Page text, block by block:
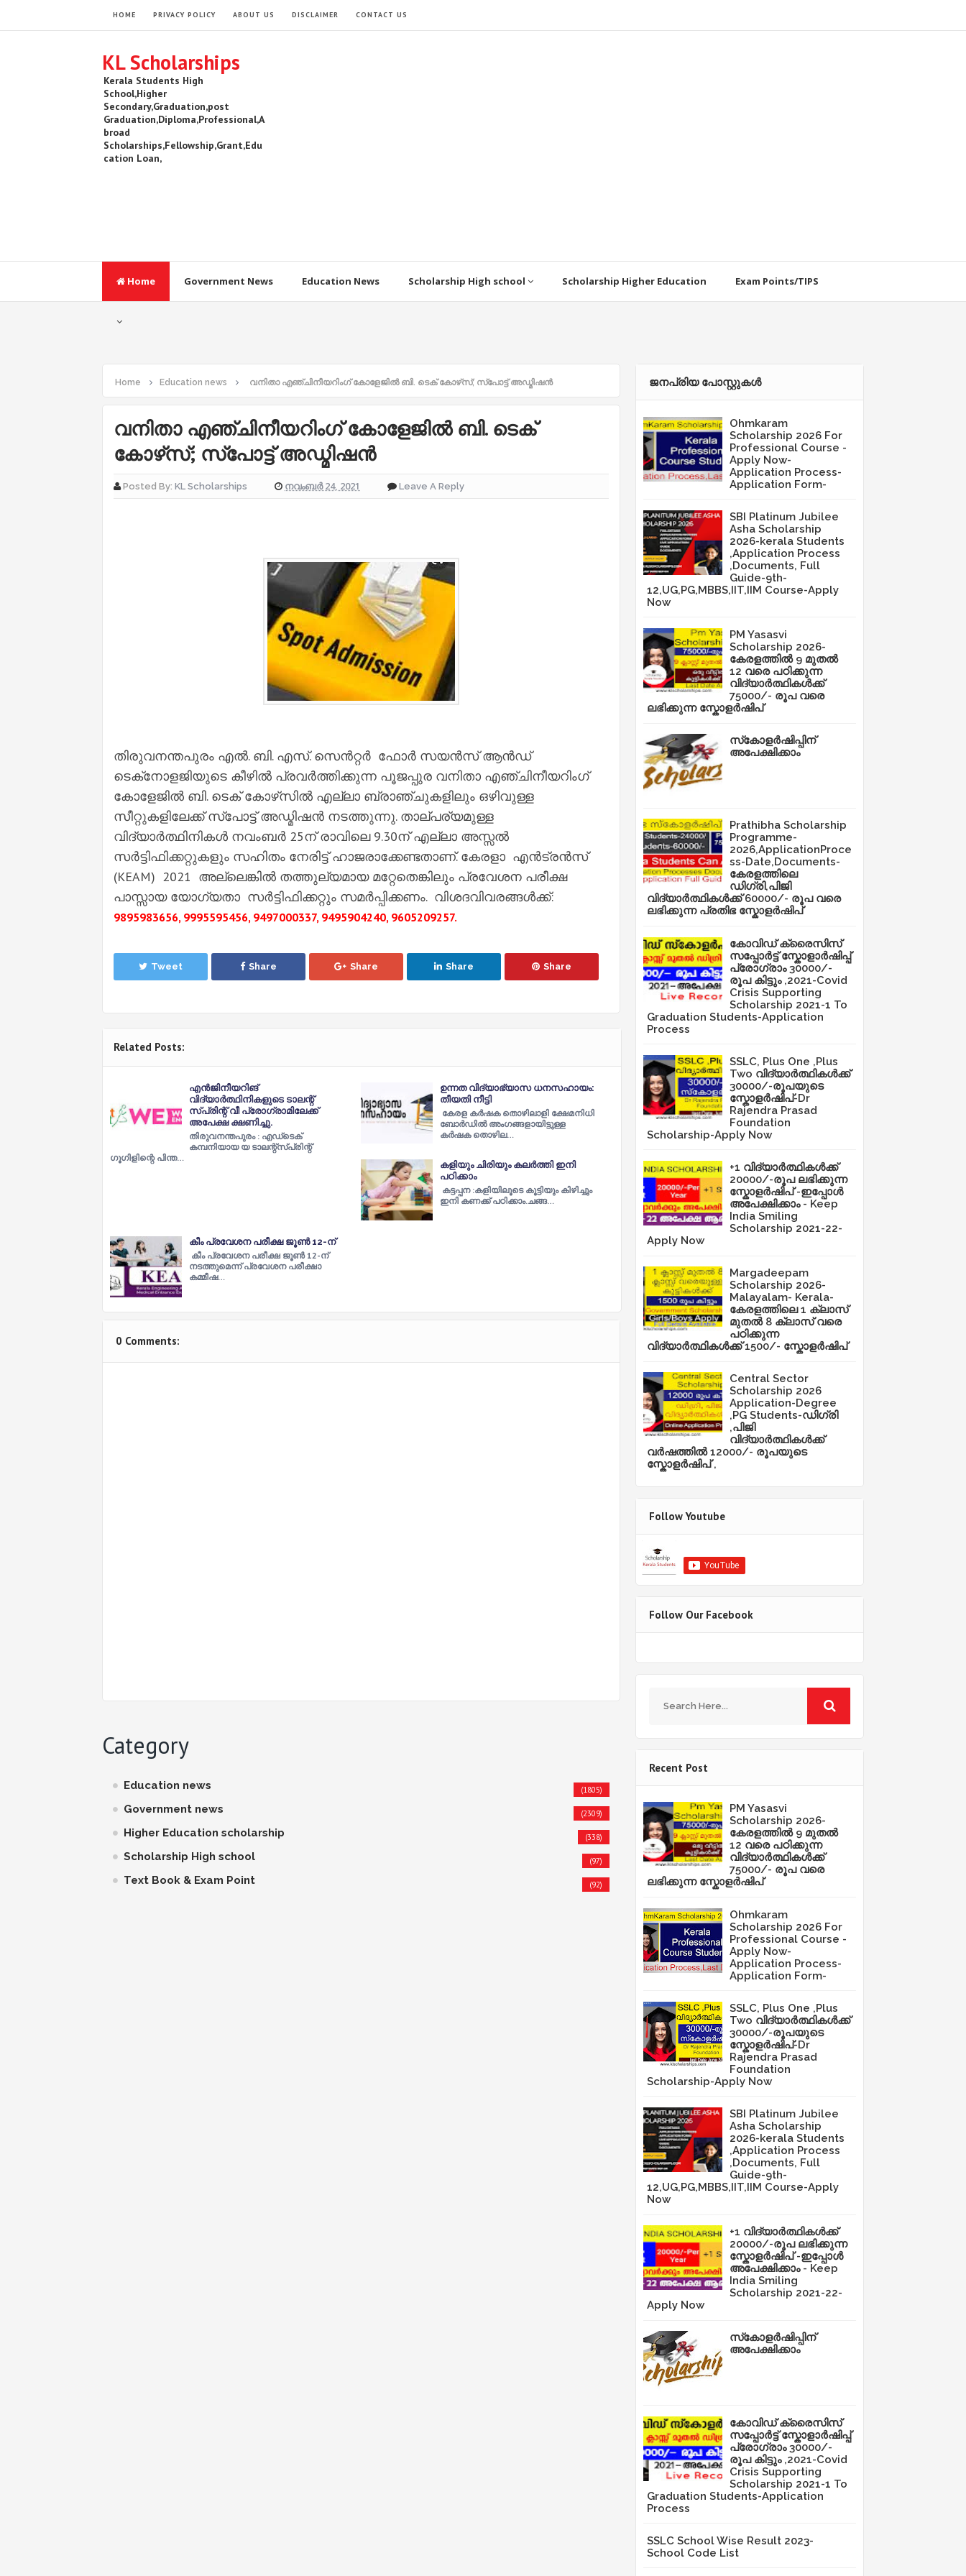
HOME PRIVACY POLICY ABOUT US DISCLAIMER CONTACT US
KL Scholarships
Kerala Students High
School,Higher
Secondary,Graduation,post
Graduation,Diploma,Professional,A
broad
Scholarships,Fellowship,Grant,Edu
cation Loan,
Home Government News Education News Scholarship High school Scholarship Higher Education Exam Points/TIPS
Home Education news വനിതാ എഞ്ചിനീയറിംഗ് കോളേജിൽ ബി. ടെക് കോഴ്‌സ്; സ്‌പോട്ട് അഡ്മിഷൻ
വനിതാ എഞ്ചിനീയറിംഗ് കോളേജിൽ ബി. ടെക്
കോഴ്‌സ്; സ്‌പോട്ട് അഡ്മിഷൻ
Posted By: KL Scholarships നവംബർ 24, 2021 Leave A Reply
തിരുവനന്തപുരം എൽ. ബി. എസ്. സെൻറ്റർ ഫോർ സയൻസ് ആൻഡ്
ടെക്‌നോളജിയുടെ കീഴിൽ പ്രവർത്തിക്കുന്ന പൂജപ്പുര വനിതാ എഞ്ചിനീയറിംഗ്
കോളേജിൽ ബി. ടെക് കോഴ്‌സിൽ എല്ലാ ബ്രാഞ്ചുകളിലും ഒഴിവുള്ള
സീറ്റുകളിലേക്ക് സ്‌പോട്ട് അഡ്മിഷൻ നടത്തുന്നു. താല്പര്യമുള്ള
വിദ്യാർത്ഥിനികൾ നവംബർ 25ന് രാവിലെ 9.30ന് എല്ലാ അസ്സൽ
സർട്ടിഫിക്കറ്റുകളും സഹിതം നേരിട്ട് ഹാജരാക്കേണ്ടതാണ്. കേരളാ എൻട്രൻസ്
(KEAM) 2021 അല്ലെങ്കിൽ തത്തുല്യമായ മറ്റേതെങ്കിലും പ്രവേശന പരീക്ഷ
പാസ്സായ യോഗ്യതാ സർട്ടിഫിക്കറ്റും സമർപ്പിക്കണം. വിശദവിവരങ്ങൾക്ക്:
9895983656, 9995595456, 9497000337, 9495904240, 9605209257.
Tweet Share Share Share Share
Related Posts:
എന്‍ജിനീയറിങ്
വിദ്യാര്‍ത്ഥിനികളുടെ ടാലന്റ്
സ്പ്രിന്റ് വീ പ്രോഗ്രാമിലേക്ക്
അപേക്ഷ ക്ഷണിച്ചു.
തിരുവനന്തപുരം : എഡ്ടെക്
കമ്പനിയായ യ ടാലന്റ്സ്പ്രിന്റ്
ഗൂഗിളിന്റെ പിന്ത…
ഉന്നത വിദ്യാഭ്യാസ ധനസഹായം:
തീയതി നീട്ടി
കേരള കർഷക തൊഴിലാളി ക്ഷേമനിധി
ബോർഡിൽ അംഗങ്ങളായിട്ടുള്ള
കർഷക തൊഴില…
കളിയും ചിരിയും കലര്‍ത്തി ഇനി
പഠിക്കാം
കട്ടപ്പന :കളിയിലൂടെ കൂട്ടിയും കിഴിച്ചും
ഇനി കണക്ക് പഠിക്കാം.ചങ്ങ…
കീം പ്രവേശന പരീക്ഷ ജൂൺ 12-ന്
കീം പ്രവേശന പരീക്ഷ ജൂൺ 12-ന്
നടത്തുമെന്ന് പ്രവേശന പരീക്ഷാ
കമ്മീഷ…
0 Comments:
Category
Education news (1805)
Government news (2309)
Higher Education scholarship (338)
Scholarship High school (97)
Text Book & Exam Point (92)
ജനപ്രിയ പോസ്റ്റുകള്‍‌
Ohmkaram
Scholarship 2026 For
Professional Course -
Apply Now-
Application Process-
Application Form-
SBI Platinum Jubilee
Asha Scholarship
2026-kerala Students
,Application Process
,Documents, Full
Guide-9th-
12,UG,PG,MBBS,IIT,IIM Course-Apply
Now
PM Yasasvi
Scholarship 2026-
കേരളത്തിൽ 9 മുതൽ
12 വരെ പഠിക്കുന്ന
വിദ്യാർത്ഥികൾക്ക്
75000/- രൂപ വരെ
ലഭിക്കുന്ന സ്കോളർഷിപ്
സ്‌കോളർഷിപ്പിന്
അപേക്ഷിക്കാം
Prathibha Scholarship
Programme-
2026,ApplicationProce
ss-Date,Documents-
കേരളത്തിലെ
ഡിഗ്രി,പിജി
വിദ്യാർത്ഥികൾക്ക് 60000/- രൂപ വരെ
ലഭിക്കുന്ന പ്രതിഭ സ്കോളർഷിപ്
കോവിഡ് ക്രൈസിസ്
സപ്പോർട്ട് സ്കോളാർഷിപ്പ്
പ്രോഗ്രാം 30000/-
രൂപ കിട്ടും ,2021-Covid
Crisis Supporting
Scholarship 2021-1 To
Graduation Students-Application
Process
SSLC, Plus One ,Plus
Two വിദ്യാർത്ഥികൾക്ക്
30000/-രൂപയുടെ
സ്കോളർഷിപ്-Dr
Rajendra Prasad
Foundation
Scholarship-Apply Now
+1 വിദ്യാർത്ഥികൾക്ക്
20000/-രൂപ ലഭിക്കുന്ന
സ്കോളർഷിപ് -ഇപ്പോൾ
അപേക്ഷിക്കാം - Keep
India Smiling
Scholarship 2021-22-
Apply Now
Margadeepam
Scholarship 2026-
Malayalam- Kerala-
കേരളത്തിലെ 1 ക്ലാസ്
മുതൽ 8 ക്ലാസ് വരെ
പഠിക്കുന്ന
വിദ്യാർത്ഥികൾക്ക് 1500/- സ്കോളർഷിപ്
Central Sector
Scholarship 2026
Application-Degree
,PG Students-ഡിഗ്രി
,പിജി
വിദ്യാർത്ഥികൾക്ക്
വർഷത്തിൽ 12000/- രൂപയുടെ
സ്കോളർഷിപ് ,
Follow Youtube
Follow Our Facebook
Recent Post
PM Yasasvi
Scholarship 2026-
കേരളത്തിൽ 9 മുതൽ
12 വരെ പഠിക്കുന്ന
വിദ്യാർത്ഥികൾക്ക്
75000/- രൂപ വരെ
ലഭിക്കുന്ന സ്കോളർഷിപ്
Ohmkaram
Scholarship 2026 For
Professional Course -
Apply Now-
Application Process-
Application Form-
SSLC, Plus One ,Plus
Two വിദ്യാർത്ഥികൾക്ക്
30000/-രൂപയുടെ
സ്കോളർഷിപ്-Dr
Rajendra Prasad
Foundation
Scholarship-Apply Now
SBI Platinum Jubilee
Asha Scholarship
2026-kerala Students
,Application Process
,Documents, Full
Guide-9th-
12,UG,PG,MBBS,IIT,IIM Course-Apply
Now
+1 വിദ്യാർത്ഥികൾക്ക്
20000/-രൂപ ലഭിക്കുന്ന
സ്കോളർഷിപ് -ഇപ്പോൾ
അപേക്ഷിക്കാം - Keep
India Smiling
Scholarship 2021-22-
Apply Now
സ്‌കോളർഷിപ്പിന്
അപേക്ഷിക്കാം
കോവിഡ് ക്രൈസിസ്
സപ്പോർട്ട് സ്കോളാർഷിപ്പ്
പ്രോഗ്രാം 30000/-
രൂപ കിട്ടും ,2021-Covid
Crisis Supporting
Scholarship 2021-1 To
Graduation Students-Application
Process
SSLC School Wise Result 2023-
School Code List